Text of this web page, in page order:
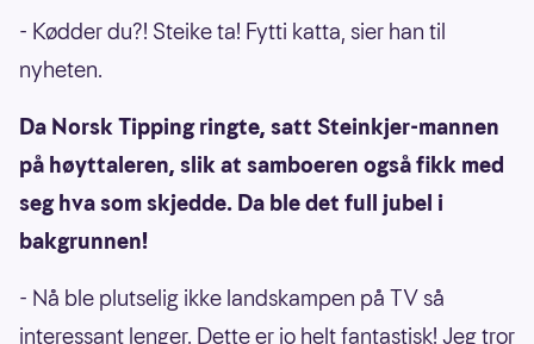
- Kødder du?! Steike ta! Fytti katta, sier han til
nyheten.
Da Norsk Tipping ringte, satt Steinkjer-mannen
på høyttaleren, slik at samboeren også fikk med
seg hva som skjedde. Da ble det full jubel i
bakgrunnen!
- Nå ble plutselig ikke landskampen på TV så
interessant lenger. Dette er jo helt fantastisk! Jeg tror